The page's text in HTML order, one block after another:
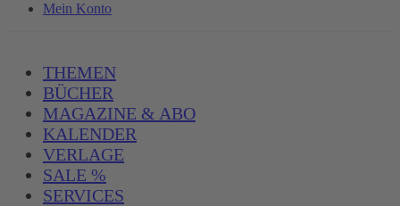
Mein Konto
THEMEN
BÜCHER
MAGAZINE & ABO
KALENDER
VERLAGE
SALE %
SERVICES